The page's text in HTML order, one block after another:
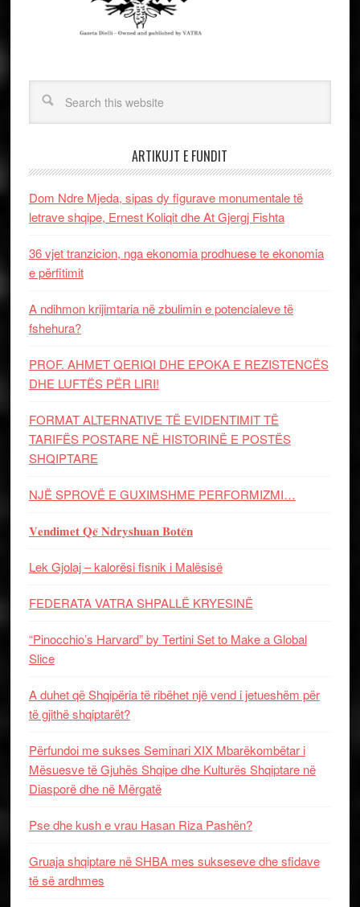
ARTIKUJT E FUNDIT
Dom Ndre Mjeda, sipas dy figurave monumentale të
letrave shqipe, Ernest Koliqit dhe At Gjergj Fishta
36 vjet tranzicion, nga ekonomia prodhuese te ekonomia
e përfitimit
A ndihmon krijimtaria në zbulimin e potencialeve të
fshehura?
PROF. AHMET QERIQI DHE EPOKA E REZISTENCЁS
DHE LUFTЁS PЁR LIRI!
FORMAT ALTERNATIVE TË EVIDENTIMIT TË
TARIFËS POSTARE NË HISTORINË E POSTËS
SHQIPTARE
NJË SPROVË E GUXIMSHME PERFORMIZMI…
𝐕𝐞𝐧𝐝𝐢𝐦𝐞𝐭 𝐐𝐞̈ 𝐍𝐝𝐫𝐲𝐬𝐡𝐮𝐚𝐧 𝐁𝐨𝐭𝐞̈𝐧
Lek Gjolaj – kalorësi fisnik i Malësisë
FEDERATA VATRA SHPALLË KRYESINË
“Pinocchio’s Harvard” by Tertini Set to Make a Global
Slice
A duhet që Shqipëria të ribëhet një vend i jetueshëm për
të gjithë shqiptarët?
Përfundoi me sukses Seminari XIX Mbarëkombëtar i
Mësuesve të Gjuhës Shqipe dhe Kulturës Shqiptare në
Diasporë dhe në Mërgatë
Pse dhe kush e vrau Hasan Riza Pashën?
Gruaja shqiptare në SHBA mes sukseseve dhe sfidave
të së ardhmes